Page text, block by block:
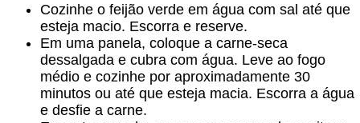
Cozinhe o feijão verde em água com sal até que
esteja macio. Escorra e reserve.
Em uma panela, coloque a carne-seca
dessalgada e cubra com água. Leve ao fogo
médio e cozinhe por aproximadamente 30
minutos ou até que esteja macia. Escorra a água
e desfie a carne.